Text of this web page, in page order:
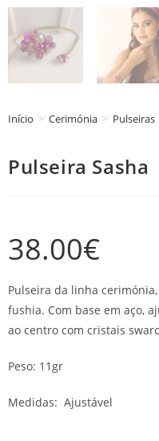
Início > Cerimónia > Pulseiras
Pulseira Sasha
38.00€
Pulseira da linha
fushia. Com base em aço,
ao centro com cristais
Peso: 11gr
Medidas: Ajustável